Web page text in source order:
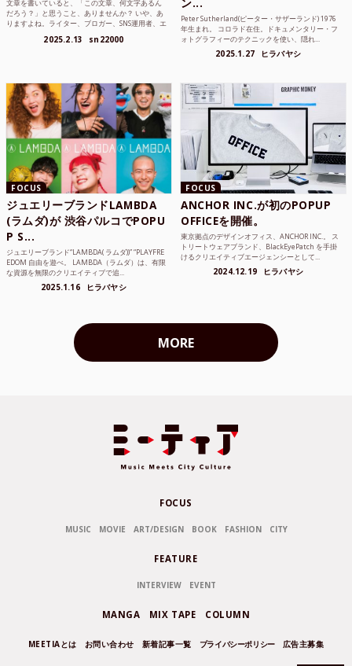
文章を書いていると、「この文章、何文字あるん
だろう？」と思うこと、ありませんか？ いや、あ
りますよね。ライター、ブロガー、SNS運用者、エ
2025.2.13 sn22000
Peter Sutherland(ピーター・サザーランド) 1976
年生まれ。 コロラド在住。ドキュメンタリー・フ
ォトグラフィーのテクニックを使い、隠れ...
2025.1.27 ヒラバヤシ
FOCUS
ジュエリーブランドLAMBDA
(ラムダ)が 渋谷パルコでPOPU
P S...
ジュエリーブランド“LAMBDA( ラムダ))” “PLAYFRE
EDOM 自由を遊べ。 LAMBDA（ラムダ）は、有限
な資源を無限のクリエイティブで追...
2025.1.16 ヒラバヤシ
FOCUS
ANCHOR INC.が初のPOPUP
OFFICEを開催。
東京拠点のデザインオフィス、ANCHOR INC.。 ス
トリートウェアブランド、BlackEyePatch を手掛
けるクリエイティブエージェンシーとして...
2024.12.19 ヒラバヤシ
MORE
FOCUS
MUSIC MOVIE ART/DESIGN BOOK FASHION CITY
FEATURE
INTERVIEW EVENT
MANGA MIX TAPE COLUMN
MEETIAとは お問い合わせ 新着記事一覧 プライバシーポリシー 広告主募集